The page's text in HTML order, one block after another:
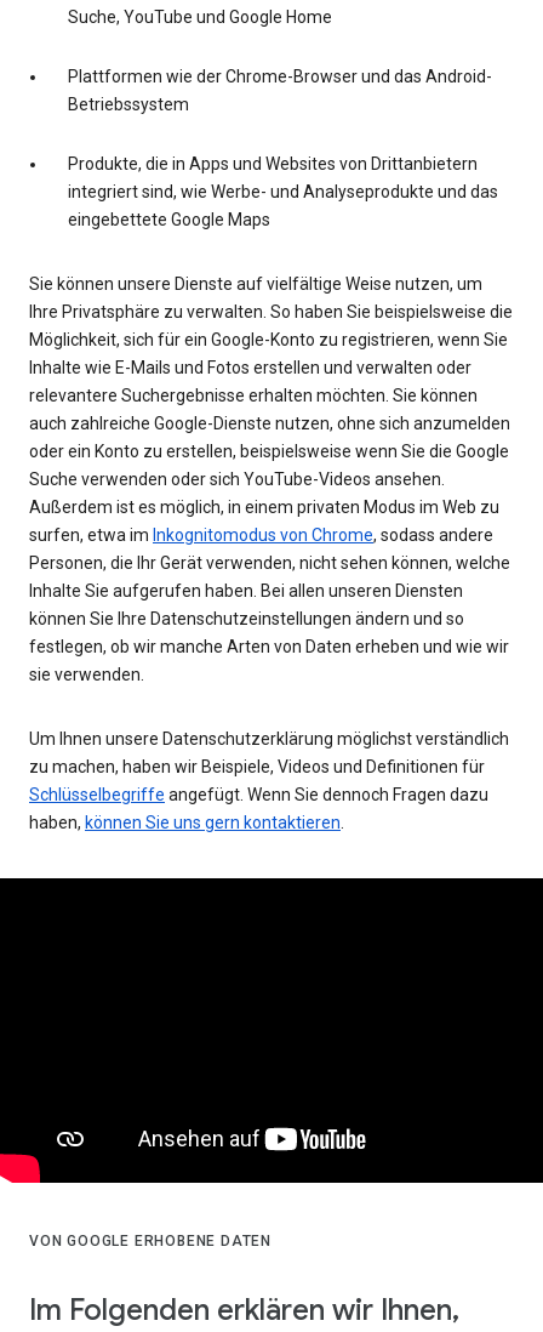
Suche, YouTube und Google Home
Plattformen wie der Chrome-Browser und das Android-
Betriebssystem
Produkte, die in Apps und Websites von Drittanbietern
integriert sind, wie Werbe- und Analyseprodukte und das
eingebettete Google Maps
Sie können unsere Dienste auf vielfältige Weise nutzen, um
Ihre Privatsphäre zu verwalten. So haben Sie beispielsweise die
Möglichkeit, sich für ein Google-Konto zu registrieren, wenn Sie
Inhalte wie E-Mails und Fotos erstellen und verwalten oder
relevantere Suchergebnisse erhalten möchten. Sie können
auch zahlreiche Google-Dienste nutzen, ohne sich anzumelden
oder ein Konto zu erstellen, beispielsweise wenn Sie die Google
Suche verwenden oder sich YouTube-Videos ansehen.
Außerdem ist es möglich, in einem privaten Modus im Web zu
surfen, etwa im Inkognitomodus von Chrome, sodass andere
Personen, die Ihr Gerät verwenden, nicht sehen können, welche
Inhalte Sie aufgerufen haben. Bei allen unseren Diensten
können Sie Ihre Datenschutzeinstellungen ändern und so
festlegen, ob wir manche Arten von Daten erheben und wie wir
sie verwenden.
Um Ihnen unsere Datenschutzerklärung möglichst verständlich
zu machen, haben wir Beispiele, Videos und Definitionen für
Schlüsselbegriffe angefügt. Wenn Sie dennoch Fragen dazu
haben, können Sie uns gern kontaktieren
VON GOOGLE ERHOBENE DATEN
Im Folgenden erklären wir Ihnen,